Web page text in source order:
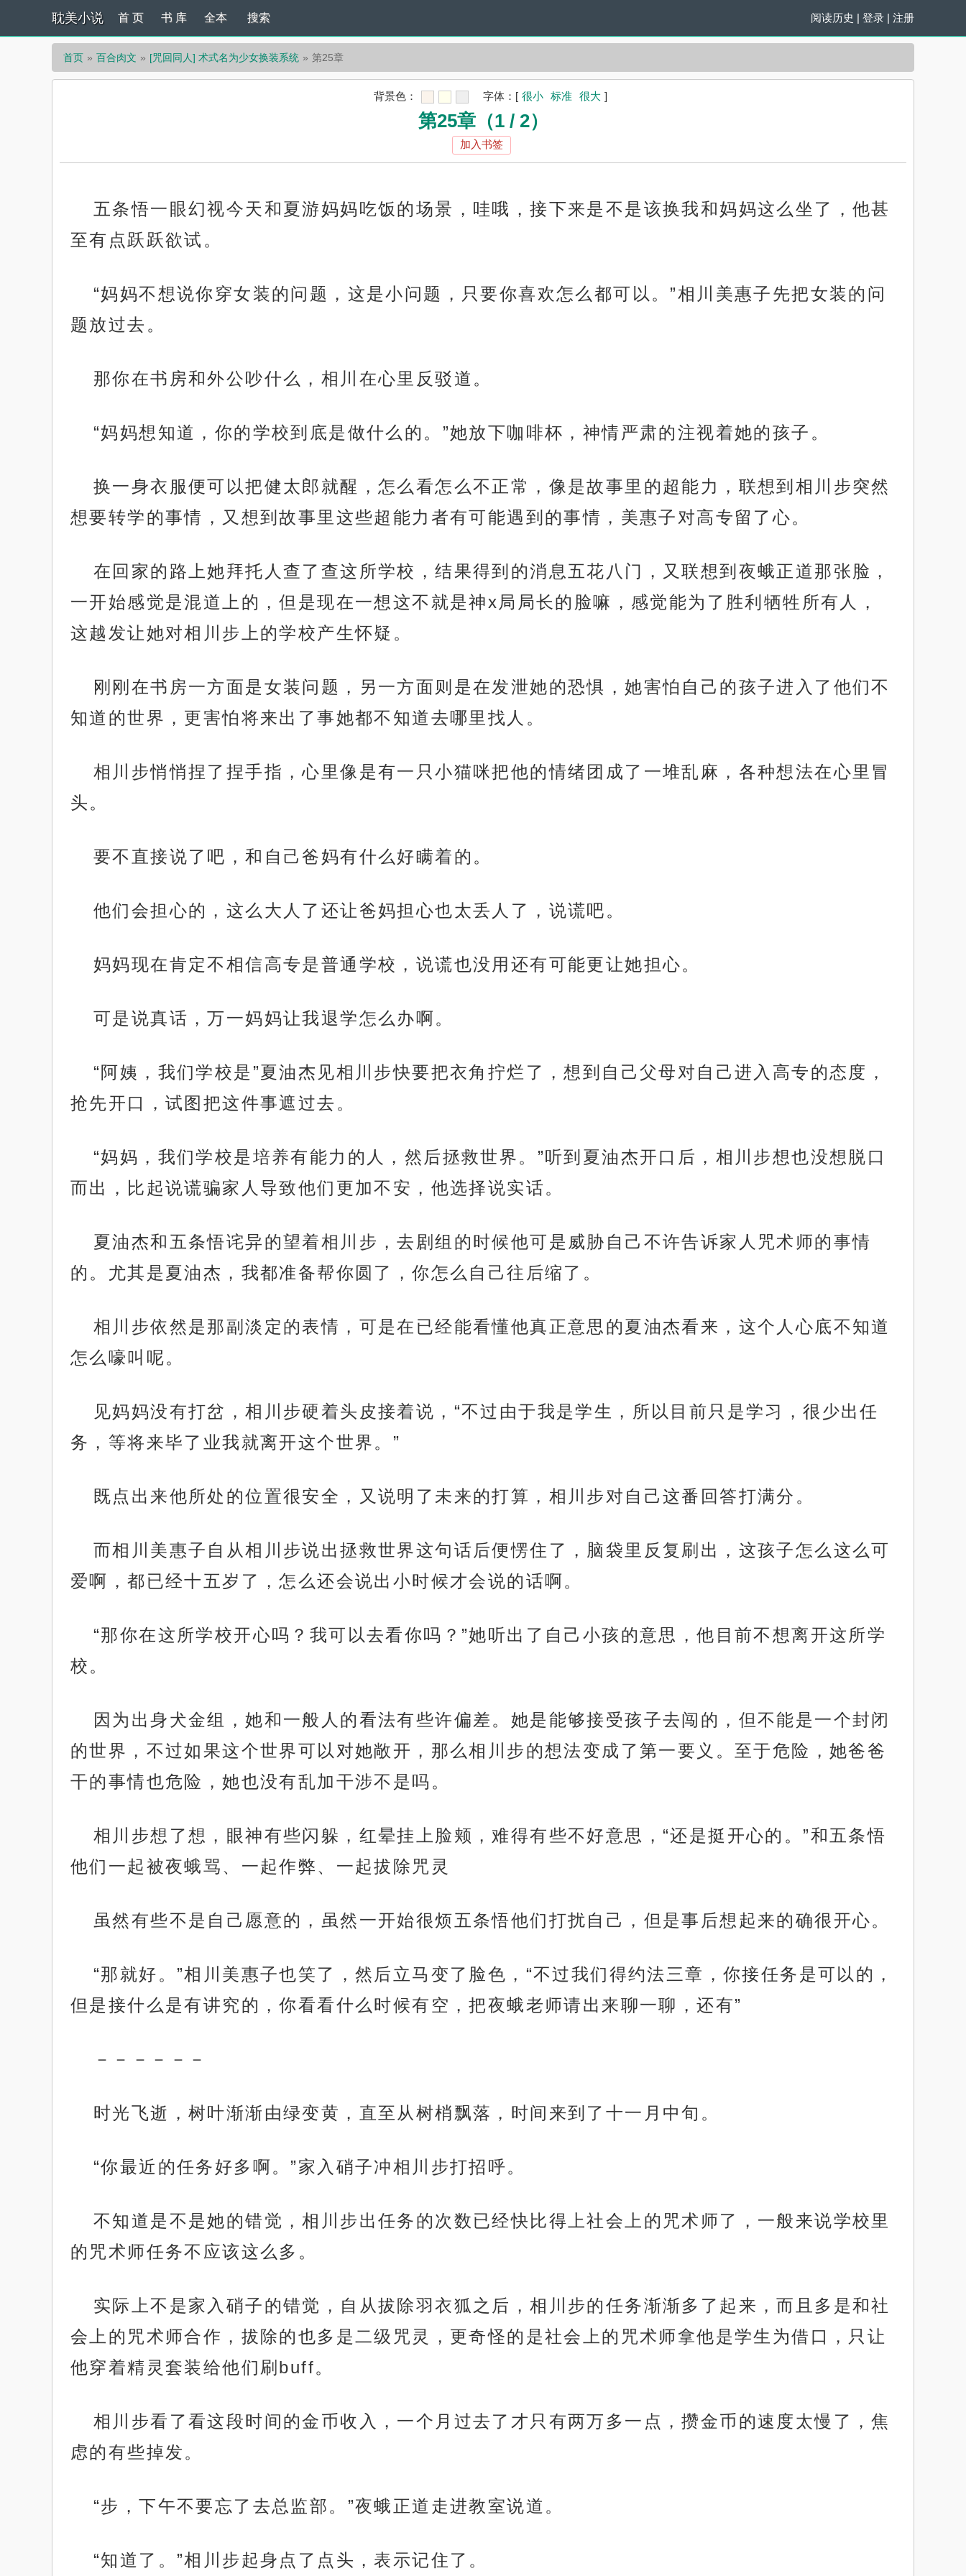
耽美小说 阅读历史 | 登录 | 注册
首 页 书 库 全本 搜索
首页 百合肉文 [咒回同人] 术式名为少女换装系统 第25章
背景色： 字体： [ 很小 标准 很大 ]
第25章（1 / 2）
加入书签
五条悟一眼幻视今天和夏游妈妈吃饭的场景，哇哦，接下来是不是该换我和妈妈这么坐了，他甚
至有点跃跃欲试。
“妈妈不想说你穿女装的问题，这是小问题，只要你喜欢怎么都可以。”相川美惠子先把女装的问
题放过去。
那你在书房和外公吵什么，相川在心里反驳道。
“妈妈想知道，你的学校到底是做什么的。”她放下咖啡杯，神情严肃的注视着她的孩子。
换一身衣服便可以把健太郎就醒，怎么看怎么不正常，像是故事里的超能力，联想到相川步突然
想要转学的事情，又想到故事里这些超能力者有可能遇到的事情，美惠子对高专留了心。
在回家的路上她拜托人查了查这所学校，结果得到的消息五花八门，又联想到夜蛾正道那张脸，
一开始感觉是混道上的，但是现在一想这不就是神x局局长的脸嘛，感觉能为了胜利牺牲所有人，
这越发让她对相川步上的学校产生怀疑。
刚刚在书房一方面是女装问题，另一方面则是在发泄她的恐惧，她害怕自己的孩子进入了他们不
知道的世界，更害怕将来出了事她都不知道去哪里找人。
相川步悄悄捏了捏手指，心里像是有一只小猫咪把他的情绪团成了一堆乱麻，各种想法在心里冒
头。
要不直接说了吧，和自己爸妈有什么好瞒着的。
他们会担心的，这么大人了还让爸妈担心也太丢人了，说谎吧。
妈妈现在肯定不相信高专是普通学校，说谎也没用还有可能更让她担心。
可是说真话，万一妈妈让我退学怎么办啊。
“阿姨，我们学校是”夏油杰见相川步快要把衣角拧烂了，想到自己父母对自己进入高专的态度，
抢先开口，试图把这件事遮过去。
“妈妈，我们学校是培养有能力的人，然后拯救世界。”听到夏油杰开口后，相川步想也没想脱口
而出，比起说谎骗家人导致他们更加不安，他选择说实话。
夏油杰和五条悟诧异的望着相川步，去剧组的时候他可是威胁自己不许告诉家人咒术师的事情
的。尤其是夏油杰，我都准备帮你圆了，你怎么自己往后缩了。
相川步依然是那副淡定的表情，可是在已经能看懂他真正意思的夏油杰看来，这个人心底不知道
怎么嚎叫呢。
见妈妈没有打岔，相川步硬着头皮接着说，“不过由于我是学生，所以目前只是学习，很少出任
务，等将来毕了业我就离开这个世界。”
既点出来他所处的位置很安全，又说明了未来的打算，相川步对自己这番回答打满分。
而相川美惠子自从相川步说出拯救世界这句话后便愣住了，脑袋里反复刷出，这孩子怎么这么可
爱啊，都已经十五岁了，怎么还会说出小时候才会说的话啊。
“那你在这所学校开心吗？我可以去看你吗？”她听出了自己小孩的意思，他目前不想离开这所学
校。
因为出身犬金组，她和一般人的看法有些许偏差。她是能够接受孩子去闯的，但不能是一个封闭
的世界，不过如果这个世界可以对她敞开，那么相川步的想法变成了第一要义。至于危险，她爸爸
干的事情也危险，她也没有乱加干涉不是吗。
相川步想了想，眼神有些闪躲，红晕挂上脸颊，难得有些不好意思，“还是挺开心的。”和五条悟
他们一起被夜蛾骂、一起作弊、一起拔除咒灵
虽然有些不是自己愿意的，虽然一开始很烦五条悟他们打扰自己，但是事后想起来的确很开心。
“那就好。”相川美惠子也笑了，然后立马变了脸色，“不过我们得约法三章，你接任务是可以的，
但是接什么是有讲究的，你看看什么时候有空，把夜蛾老师请出来聊一聊，还有”
－－－－－－
时光飞逝，树叶渐渐由绿变黄，直至从树梢飘落，时间来到了十一月中旬。
“你最近的任务好多啊。”家入硝子冲相川步打招呼。
不知道是不是她的错觉，相川步出任务的次数已经快比得上社会上的咒术师了，一般来说学校里
的咒术师任务不应该这么多。
实际上不是家入硝子的错觉，自从拔除羽衣狐之后，相川步的任务渐渐多了起来，而且多是和社
会上的咒术师合作，拔除的也多是二级咒灵，更奇怪的是社会上的咒术师拿他是学生为借口，只让
他穿着精灵套装给他们刷buff。
相川步看了看这段时间的金币收入，一个月过去了才只有两万多一点，攒金币的速度太慢了，焦
虑的有些掉发。
“步，下午不要忘了去总监部。”夜蛾正道走进教室说道。
“知道了。”相川步起身点了点头，表示记住了。